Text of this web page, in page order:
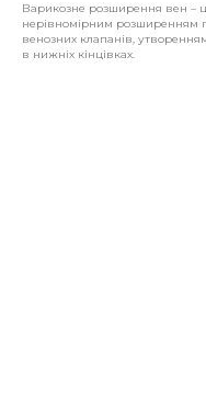
Варикозне розширення вен –
нерівномірним розширенням
венозних клапанів,
в нижніх кінцівках.